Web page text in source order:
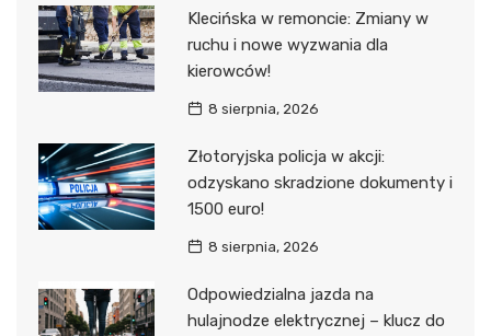
Klecińska w remoncie: Zmiany w
ruchu i nowe wyzwania dla
kierowców!
8 sierpnia, 2026
Złotoryjska policja w akcji:
odzyskano skradzione dokumenty i
1500 euro!
8 sierpnia, 2026
Odpowiedzialna jazda na
hulajnodze elektrycznej – klucz do